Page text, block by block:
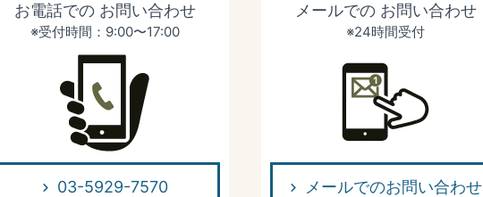
お電話でのお問い合わせ
※受付時間：9:00〜17:00
03-5929-7570
メールでのお問い合わせ
※24時間受付
メールでのお問い合わせ